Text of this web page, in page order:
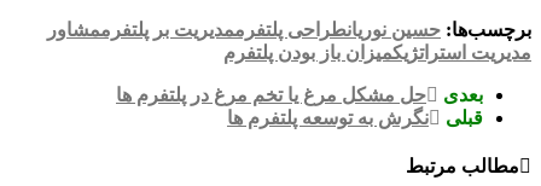
برچسب‌ها: حسین نوریانطراحی پلتفرممدیریت بر پلتفرممشاور
مدیریت استراتژیکمیزان باز بودن پلتفرم
بعدی
حل مشکل مرغ یا تخم مرغ در پلتفرم ها
قبلی
نگرش به توسعه پلتفرم ها
مطالب مرتبط